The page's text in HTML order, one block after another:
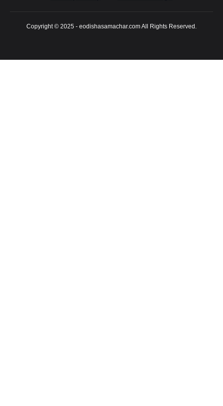
Copyright © 2025 - eodishasamachar.com All Rights Reserved.